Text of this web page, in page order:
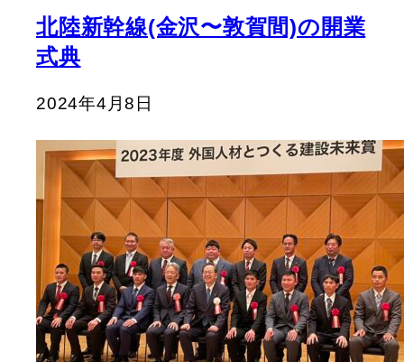
北陸新幹線(金沢〜敦賀間)の開業
式典
2024年4月8日